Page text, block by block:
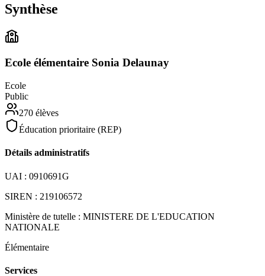
Synthèse
Ecole élémentaire Sonia Delaunay
Ecole
Public
270 élèves
Éducation prioritaire (REP)
Détails administratifs
UAI : 0910691G
SIREN : 219106572
Ministère de tutelle : MINISTERE DE L'EDUCATION
NATIONALE
Élémentaire
Services